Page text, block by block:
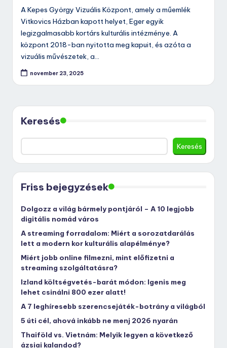
A Kepes György Vizuális Központ, amely a műemlék
Vitkovics Házban kapott helyet, Eger egyik
legizgalmasabb kortárs kulturális intézménye. A
központ 2018-ban nyitotta meg kapuit, és azóta a
vizuális művészetek, a…
november 23, 2025
Keresés
Keresés
Friss bejegyzések
Dolgozz a világ bármely pontjáról – A 10 legjobb
digitális nomád város
A streaming forradalom: Miért a sorozatdarálás
lett a modern kor kulturális alapélménye?
Miért jobb online filmezni, mint előfizetni a
streaming szolgáltatásra?
Izland költségvetés-barát módon: Igenis meg
lehet csinálni 800 ezer alatt!
A 7 leghíresebb szerencsejáték-botrány a világból
5 úti cél, ahová inkább ne menj 2026 nyarán
Thaiföld vs. Vietnám: Melyik legyen a következő
ázsiai kalandod?